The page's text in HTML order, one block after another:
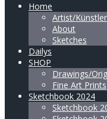
Home
Artist/Künstler
About
Sketches
Dailys
SHOP
Drawings/
Fine Art Prints
Sketchbook 2024
Sketchbook